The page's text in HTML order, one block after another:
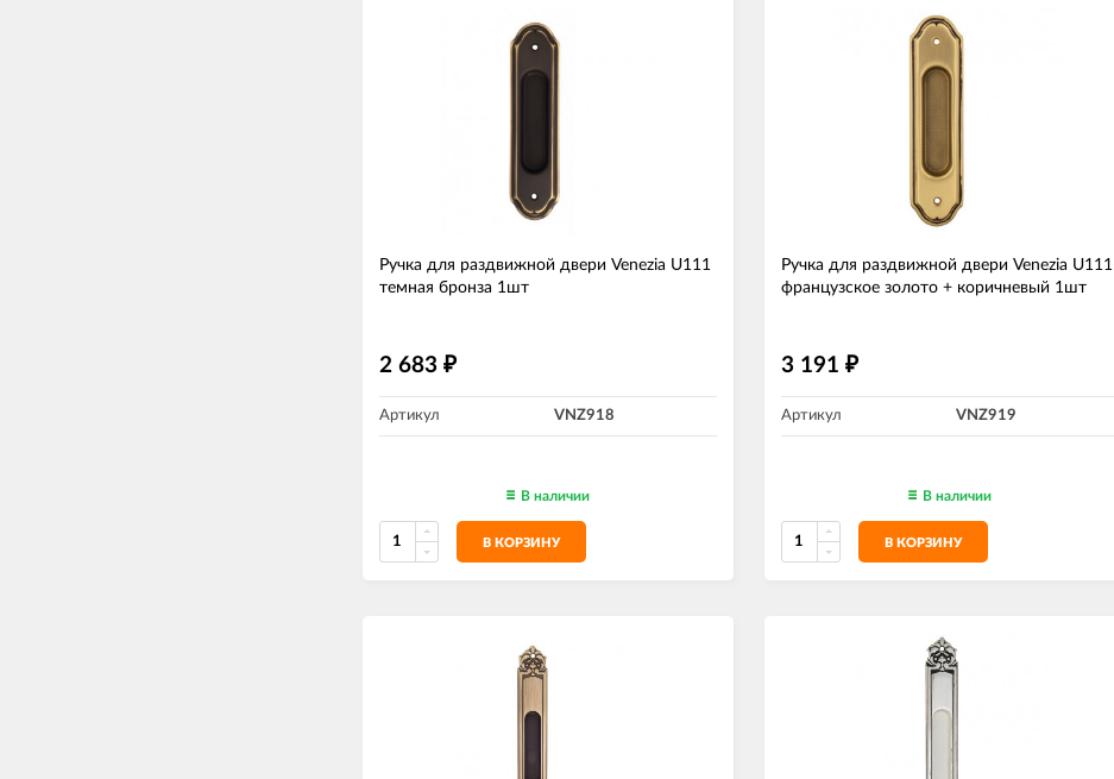
Ручка для раздвижной двери Venezia U111
темная бронза 1шт
2 683 ₽
Артикул VNZ918
В наличии
В КОРЗИНУ
Ручка для раздвижной двери Venezia U111
французское золото + коричневый 1шт
3 191 ₽
Артикул VNZ919
В наличии
В КОРЗИНУ